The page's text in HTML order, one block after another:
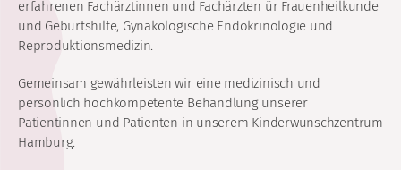
erfahrenen Fachärztinnen und Fachärzten ür Frauenheilkunde
und Geburtshilfe, Gynäkologische Endokrinologie und
Reproduktionsmedizin.
Gemeinsam gewährleisten wir eine medizinisch und
persönlich hochkompetente Behandlung unserer
Patientinnen und Patienten in unserem Kinderwunschzentrum
Hamburg.